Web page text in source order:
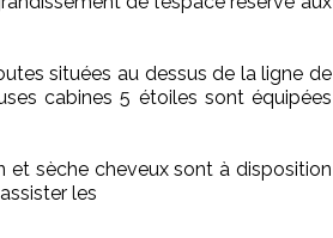
situées au dessus de la ligne de
cabines 5 étoiles sont équipées
et sèche cheveux sont à disposition
les